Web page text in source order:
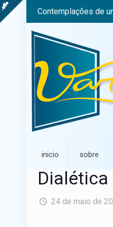
Contemplações de
inicio sobre
Dialética
24 de maio de